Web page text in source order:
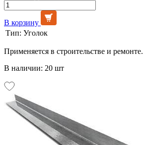
В корзину
Тип: Уголок
Применяется в строительстве и ремонте.
В наличии: 20 шт